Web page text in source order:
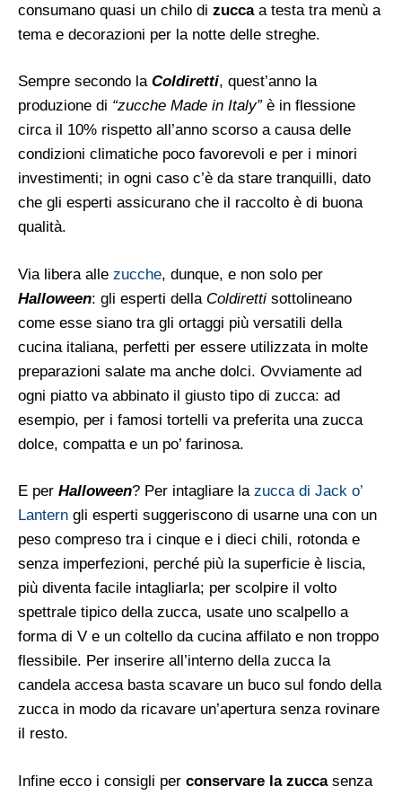
consumano quasi un chilo di zuccaa testa tra menù a
tema e decorazioni per la notte delle streghe.
Sempre secondo la Coldiretti, quest’anno la
produzione di “zucche Made in Italy”è in flessione
circa il 10% rispetto all’anno scorso a causa delle
condizioni climatiche poco favorevoli e per i minori
investimenti; in ogni caso c’è da stare tranquilli, dato
che gli esperti assicurano che il raccolto è di buona
qualità.
Via libera alle zucche, dunque, e non solo per
Halloween: gli esperti della Coldiretti sottolineano
come esse siano tra gli ortaggi più versatili della
cucina italiana, perfetti per essere utilizzata in molte
preparazioni salate ma anche dolci. Ovviamente ad
ogni piatto va abbinato il giusto tipo di zucca: ad
esempio, per i famosi tortelli va preferita una zucca
dolce, compatta e un po’ farinosa.
E per Halloween? Per intagliare la zucca di Jack o’
Lantern gli esperti suggeriscono di usarne una con un
peso compreso tra i cinque e i dieci chili, rotonda e
senza imperfezioni, perché più la superficie è liscia,
più diventa facile intagliarla; per scolpire il volto
spettrale tipico della zucca, usate uno scalpello a
forma di V e un coltello da cucina affilato e non troppo
flessibile. Per inserire all’interno della zucca la
candela accesa basta scavare un buco sul fondo della
zucca in modo da ricavare un’apertura senza rovinare
il resto.
Infine ecco i consigli per conservare la zuccasenza